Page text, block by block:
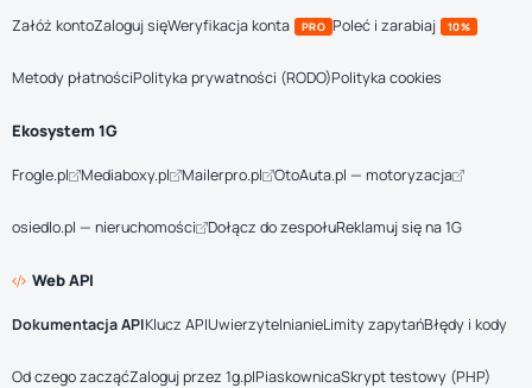
Załóż kontoZaloguj sięWeryfikacja konta PRO Poleć i zarabiaj 10%
Metody płatnościPolityka prywatności (RODO)Polityka cookies
Ekosystem 1G
Frogle.pl Mediaboxy.pl Mailerpro.pl OtoAuta.pl — motoryzacja
osiedlo.pl — nieruchomości Dołącz do zespołuReklamuj się na 1G
Web API
Dokumentacja APIKlucz APIUwierzytelnianieLimity zapytańBłędy i kody
Od czego zacząćZaloguj przez 1g.plPiaskownicaSkrypt testowy (PHP)